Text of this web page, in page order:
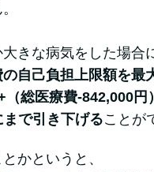
きな病気をした場合
自己負担上限額を最
（総医療費-842,000円
で引き下げることが
かというと、